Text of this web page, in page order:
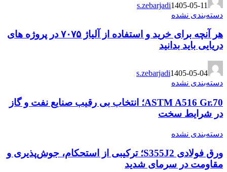
s.zebarjadi1405-05-11
دسته‌بندی نشده
هر آنچه برای خرید و استفاده از آلیاژ ۷۰۷۵ در پروژه های
دریایی باید بدانید
s.zebarjadi1405-05-04
دسته‌بندی نشده
ASTM A516 Gr.70؛ انتخاب بی رقیب صنایع نفت و گاز
در شرایط سخت
دسته‌بندی نشده
ورق فولادی S355J2؛ ترکیبی از استحکام، جوش‌پذیری و
مقاومت در سرمای شدید